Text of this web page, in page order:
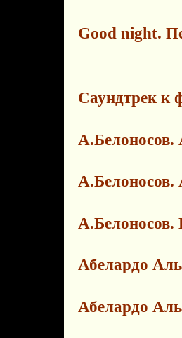
Good night.
Саундтрек к
Абелардо
Абелардо